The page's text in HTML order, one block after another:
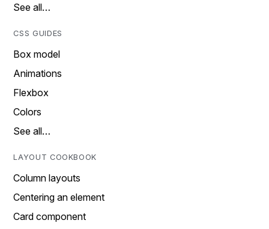
See all…
CSS GUIDES
Box model
Animations
Flexbox
Colors
See all…
LAYOUT COOKBOOK
Column layouts
Centering an element
Card component